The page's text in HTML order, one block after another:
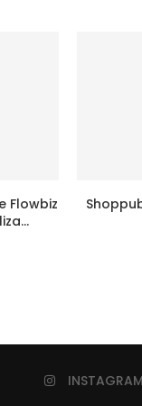
Flowbiz
INSTAGRAM